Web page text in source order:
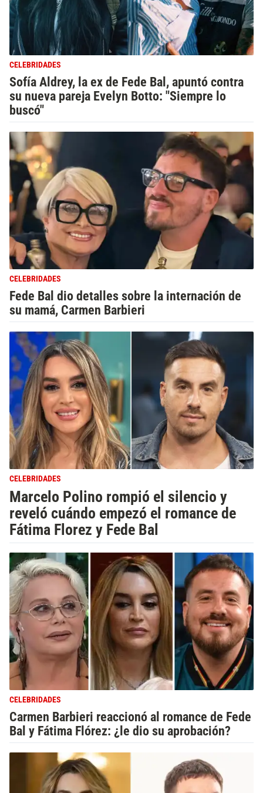
CELEBRIDADES
Sofía Aldrey, la ex de Fede Bal, apuntó contra
su nueva pareja Evelyn Botto: "Siempre lo
buscó"
CELEBRIDADES
Fede Bal dio detalles sobre la internación de
su mamá, Carmen Barbieri
CELEBRIDADES
Marcelo Polino rompió el silencio y
reveló cuándo empezó el romance de
Fátima Florez y Fede Bal
CELEBRIDADES
Carmen Barbieri reaccionó al romance de Fede
Bal y Fátima Flórez: ¿le dio su aprobación?